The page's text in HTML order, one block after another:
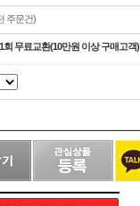
주문건)
무료교환(10만원 이상 구매고객)